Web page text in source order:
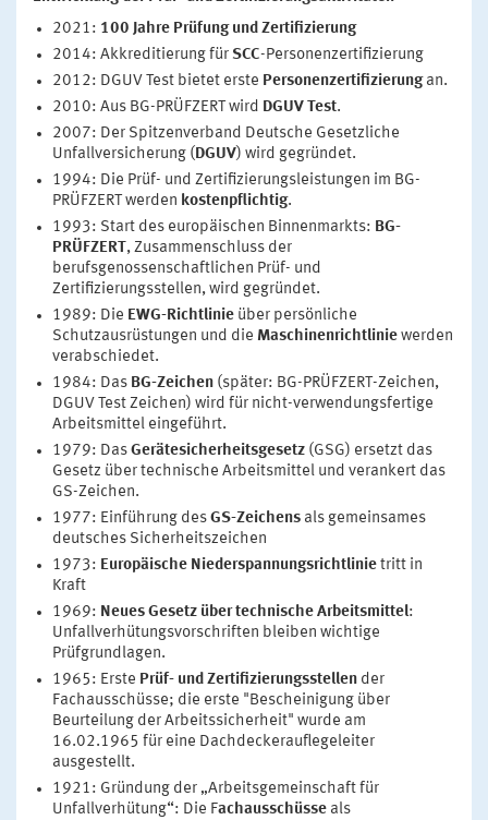
2021: 100 Jahre Prüfung und Zertifizierung
2014: Akkreditierung für SCC-Personenzertifizierung
2012: DGUV Test bietet erste Personenzertifizierungan.
2010: Aus BG-PRÜFZERT wird DGUV Test.
2007: Der Spitzenverband Deutsche Gesetzliche
Unfallversicherung (DGUV) wird gegründet.
1994: Die Prüf- und Zertifizierungsleistungen im BG-
PRÜFZERT werden kostenpflichtig.
1993: Start des europäischen Binnenmarkts: BG-
PRÜFZERT , Zusammenschluss der
berufsgenossenschaftlichen Prüf- und
Zertifizierungsstellen, wird gegründet.
1989: Die EWG-Richtlinieüber persönliche
Schutzausrüstungen und die Maschinenrichtliniewerden
verabschiedet.
1984: Das BG-Zeichen(später: BG-PRÜFZERT-Zeichen,
DGUV Test Zeichen) wird für nicht-verwendungsfertige
Arbeitsmittel eingeführt.
1979: Das Gerätesicherheitsgesetz (GSG) ersetzt das
Gesetz über technische Arbeitsmittel und verankert das
GS-Zeichen.
1977: Einführung des GS-Zeichensals gemeinsames
deutsches Sicherheitszeichen
1973: Europäische Niederspannungsrichtlinietritt in
Kraft
1969: Neues Gesetz über technische Arbeitsmittel:
Unfallverhütungsvorschriften bleiben wichtige
Prüfgrundlagen.
1965: Erste Prüf- und Zertifizierungsstellender
Fachausschüsse; die erste "Bescheinigung über
Beurteilung der Arbeitssicherheit" wurde am
16.02.1965 für eine Dachdeckerauflegeleiter
ausgestellt.
1921: Gründung der „Arbeitsgemeinschaft für
Unfallverhütung“: Die Fachausschüsseals